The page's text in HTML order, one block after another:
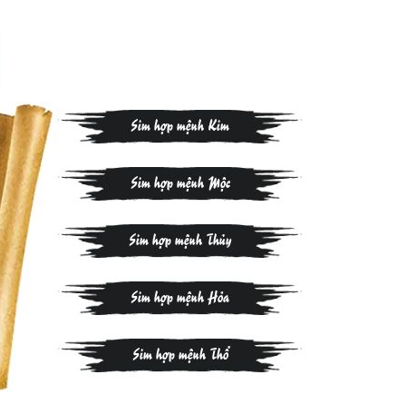
Sim hợp mệnh Kim
Sim hợp mệnh Mộc
Sim hợp mệnh Thủy
Sim hợp mệnh Hỏa
Sim hợp mệnh Thổ